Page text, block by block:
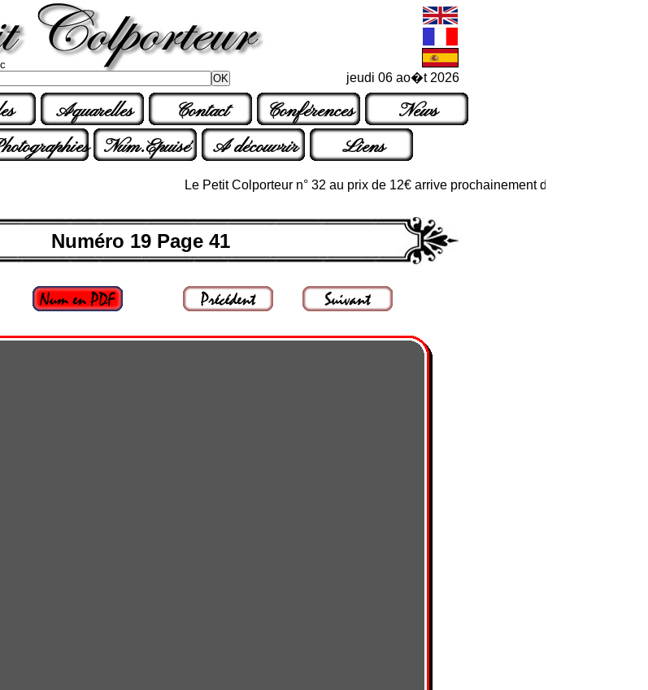
jeudi 06 ao�t 2026
Aquarelles Contact Conférences
News
Num.Epuisé A découvrir Liens
Le Petit Colporteur n° 32 au prix de 12€ arrive prochainement dans les points de
Numéro 19 Page 41